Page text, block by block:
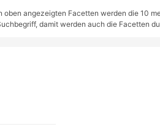
oben angezeigten Facetten werden die 10
damit werden auch die Facetten